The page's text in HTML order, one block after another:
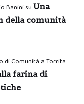
Banini su Una
della comunità
di Comunità a Torrita
farina di